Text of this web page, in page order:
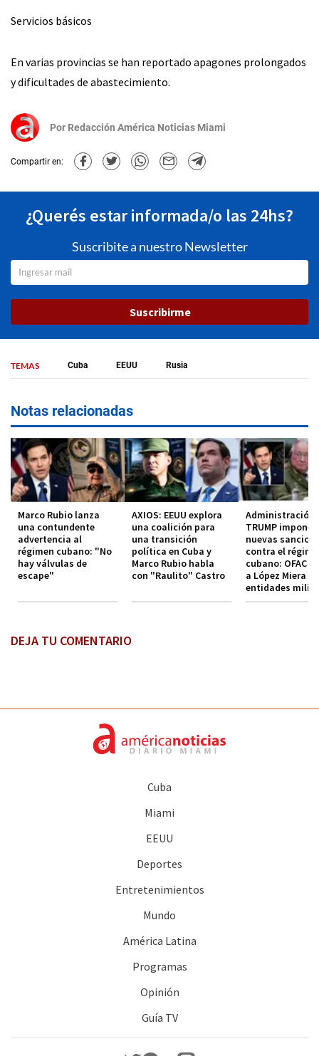
Servicios básicos
En varias provincias se han reportado apagones prolongados
y dificultades de abastecimiento.
Por Redacción América Noticias Miami
Compartir en:
¿Querés estar informada/o las 24hs?
Suscribite a nuestro Newsletter
Suscribirme
TEMAS Cuba EEUU Rusia
Notas relacionadas
Marco Rubio lanza
una contundente
advertencia al
régimen cubano: "No
hay válvulas de
escape"
AXIOS: EEUU explora
una coalición para
una transición
política en Cuba y
Marco Rubio habla
con "Raulito" Castro
Administración
TRUMP impone
nuevas
contra el
cubano: OFAC
a López Miera y
entidades
DEJA TU COMENTARIO
Cuba
Miami
EEUU
Deportes
Entretenimientos
Mundo
América Latina
Programas
Opinión
Guía TV